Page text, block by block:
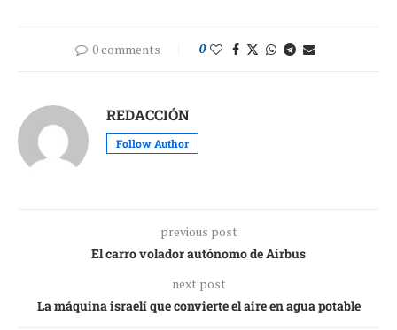
0 comments 0
REDACCIÓN
Follow Author
previous post
El carro volador autónomo de Airbus
next post
La máquina israelí que convierte el aire en agua potable